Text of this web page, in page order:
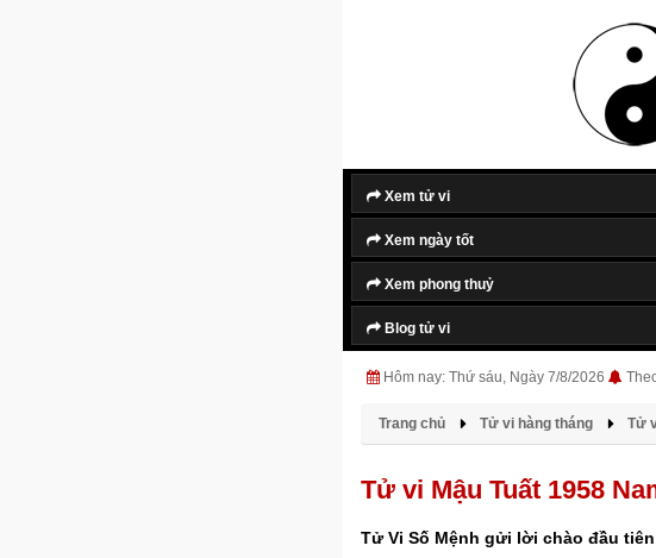
Xem tử vi
Xem ngày tốt
Xem phong thuỷ
Blog tử vi
Hôm nay: Thứ sáu, Ngày 7/8/2026
Trang chủ Tử vi hàng tháng Tử
Tử vi Mậu Tuất 1958
Tử Vi Số Mệnh gửi lời chào đầu